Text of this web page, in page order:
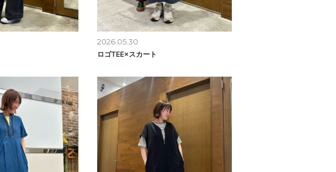
2026.05.30
ロゴTEE×スカート